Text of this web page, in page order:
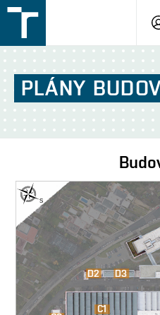
v
Brně
PLÁNY